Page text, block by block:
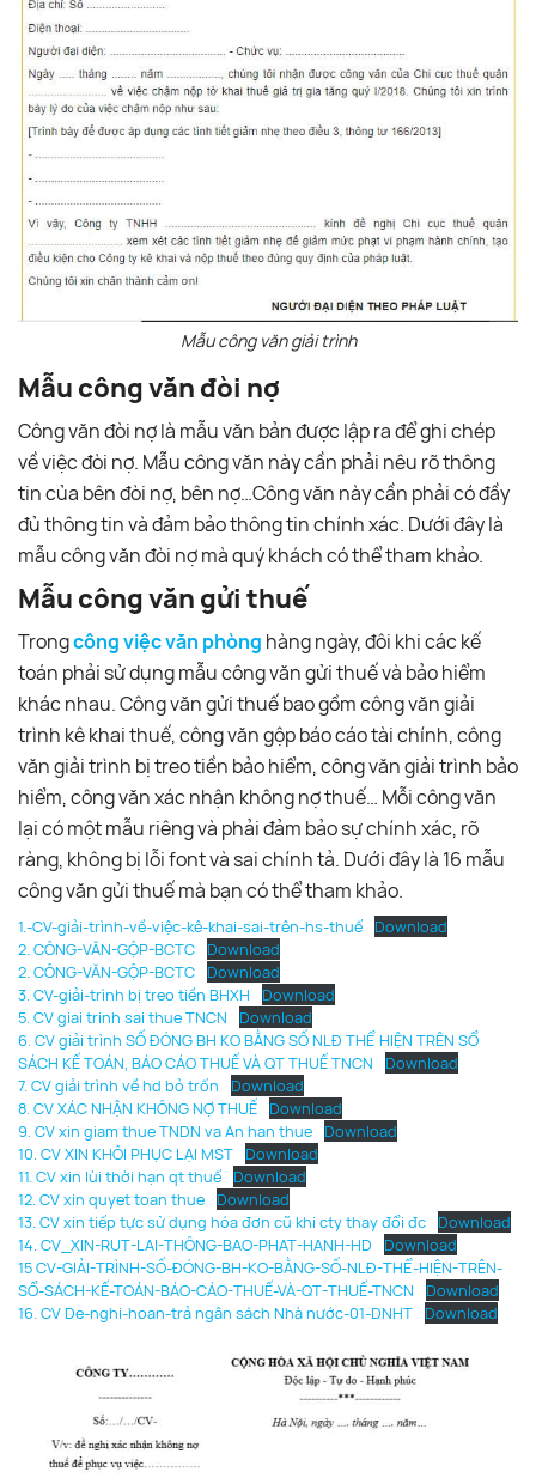
Mẫu công văn giải trình
Mẫu công văn đòi nợ
Công văn đòi nợ là mẫu văn bản được lập ra để ghi chép
về việc đòi nợ. Mẫu công văn này cần phải nêu rõ thông
tin của bên đòi nợ, bên nợ…Công văn này cần phải có đầy
đủ thông tin và đảm bảo thông tin chính xác. Dưới đây là
mẫu công văn đòi nợ mà quý khách có thể tham khảo.
Mẫu công văn gửi thuế
Trongcông việc văn phòng hàng ngày, đôi khi các kế
toán phải sử dụng mẫu công văn gửi thuế và bảo hiểm
khác nhau. Công văn gửi thuế bao gồm công văn giải
trình kê khai thuế, công văn gộp báo cáo tài chính, công
văn giải trình bị treo tiền bảo hiểm, công văn giải trình bảo
hiểm, công văn xác nhận không nợ thuế… Mỗi công văn
lại có một mẫu riêng và phải đảm bảo sự chính xác, rõ
ràng, không bị lỗi font và sai chính tả. Dưới đây là 16 mẫu
công văn gửi thuế mà bạn có thể tham khảo.
1.-CV-giải-trình-về-việc-kê-khai-sai-trên-hs-thuế
Download
2. CÔNG-VĂN-GỘP-BCTC
Download
2. CÔNG-VĂN-GỘP-BCTC
Download
3. CV-giải-trình bị treo tiền BHXH
Download
5. CV giai trinh sai thue TNCN
Download
6. CV giải trình SỐ ĐÓNG BH KO BẰNG SỐ NLĐ THỂ HIỆN TRÊN SỔ
SÁCH KẾ TOÁN, BÁO CÁO THUẾ VÀ QT THUẾ TNCN
Download
7. CV giải trình về hd bỏ trốn
Download
8. CV XÁC NHẬN KHÔNG NỢ THUẾ
Download
9. CV xin giam thue TNDN va An han thue
Download
10. CV XIN KHÔI PHỤC LẠI MST
Download
11. CV xin lùi thời hạn qt thuế
Download
12. CV xin quyet toan thue
Download
13. CV xin tiếp tực sử dụng hóa đơn cũ khi cty thay đổi đc
Download
14. CV_XIN-RUT-LAI-THÔNG-BAO-PHAT-HANH-HD
Download
15 CV-GIẢI-TRÌNH-SỐ-ĐÓNG-BH-KO-BẰNG-SỐ-NLĐ-THỂ-HIỆN-TRÊN-
SỔ-SÁCH-KẾ-TOÁN-BÁO-CÁO-THUẾ-VÀ-QT-THUẾ-TNCN
Download
16. CV De-nghi-hoan-trả ngân sách Nhà nước-01-DNHT
Download